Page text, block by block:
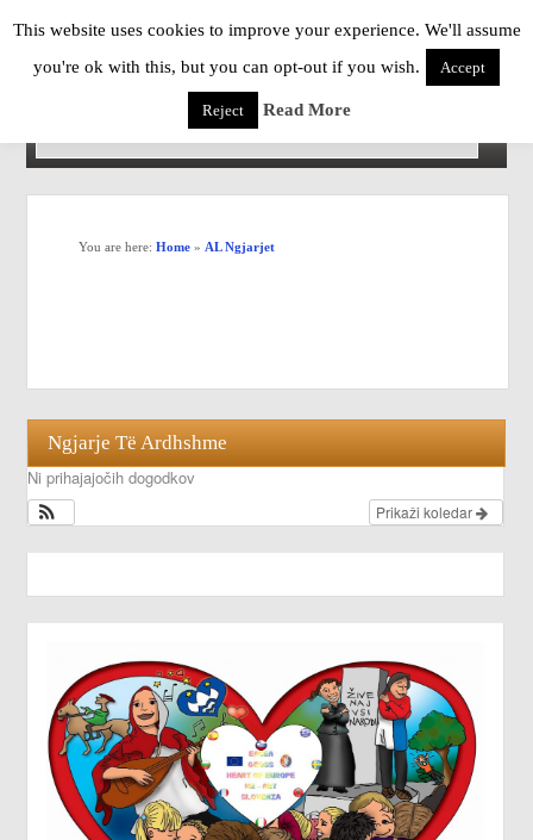
You are here: Home» AL Ngjarjet
Ngjarje Të Ardhshme
Ni prihajajočih dogodkov
Prikaži koledar
This website uses cookies to improve your experience. We'll assume
you're ok with this, but you can opt-out if you wish.
Accept
Reject Read More